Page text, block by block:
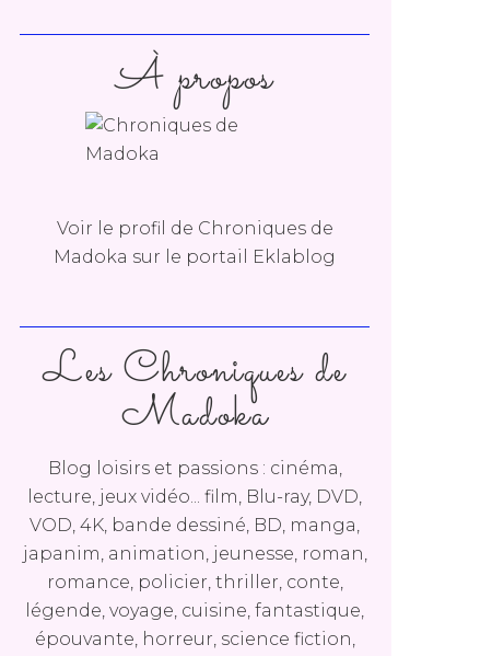
Les Chroniques de
Madoka
Blog loisirs et passions : cinéma,
lecture, jeux vidéo... film, Blu-ray, DVD,
VOD, 4K, bande dessiné, BD, manga,
japanim, animation, jeunesse, roman,
romance, policier, thriller, conte,
légende, voyage, cuisine, fantastique,
épouvante, horreur, science fiction,
À propos
Voir le profil de Chroniques de
Madoka sur le portail Eklablog